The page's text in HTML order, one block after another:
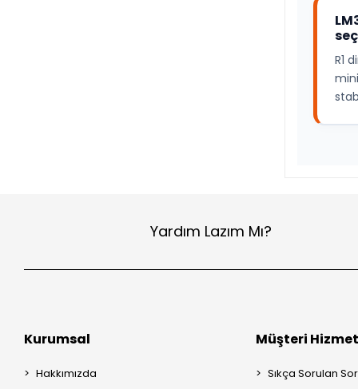
R1
Yardım Lazım Mı?
Kurumsal
Hakkımızda
Müşteri
Sıkça Sorulan